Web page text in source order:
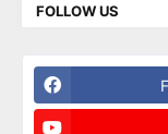
FOLLOW US